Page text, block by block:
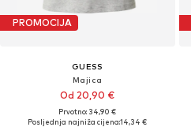
PROMOCIJA
GUESS
Majica
Od 20,90 €
Prvotno: 34,90 €
Posljednja najniža cijena:14,34 €